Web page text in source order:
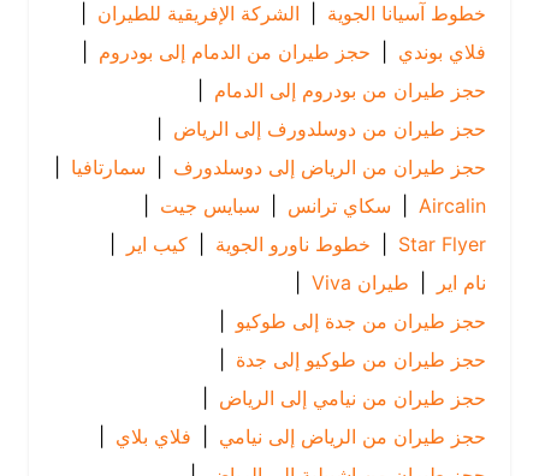
خطوط آسيانا الجوية
| الشركة الإفريقية للطيران |
فلاي بوندي | حجز طيران من الدمام إلى بودروم |
حجز طيران من بودروم إلى الدمام
|
حجز طيران من دوسلدورف إلى الرياض
|
حجز طيران من الرياض إلى دوسلدورف | سمارتافيا
|
Aircalin
| سكاي ترانس | سبايس جيت
|
Star Flyer
| خطوط ناورو الجوية | كيب اير |
| طيران Viva
|
حجز طيران من جدة إلى طوكيو |
حجز طيران من طوكيو إلى جدة
حجز طيران من نيامي إلى الرياض
|
حجز طيران من الرياض إلى نيامي | فلاي بلاي